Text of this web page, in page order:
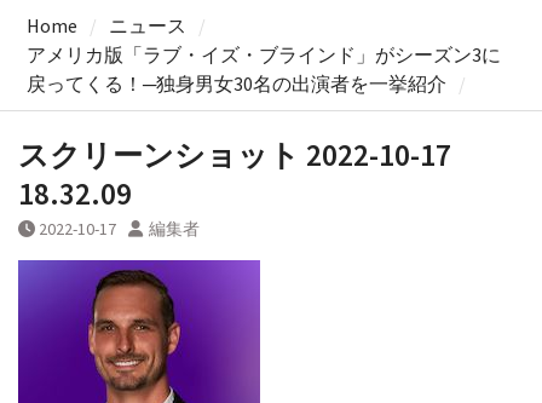
Home
ニュース
アメリカ版「ラブ・イズ・ブラインド」がシーズン3に
戻ってくる！─独身男女30名の出演者を一挙紹介
スクリーンショット 2022-10-17
18.32.09
2022-10-17 編集者